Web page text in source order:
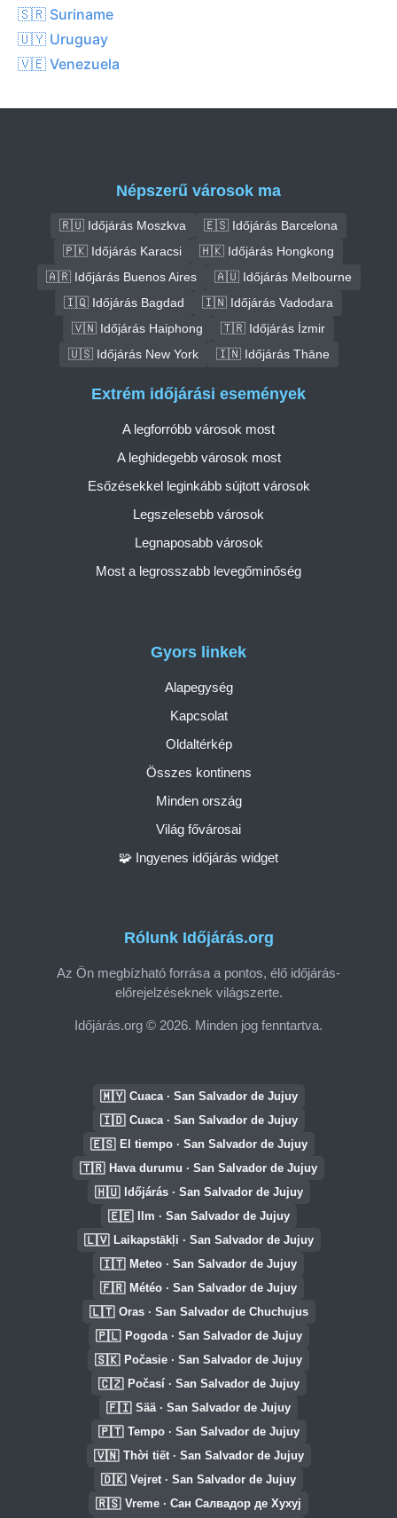
🇸🇷 Suriname
🇺🇾 Uruguay
🇻🇪 Venezuela
Népszerű városok ma
🇷🇺 Időjárás Moszkva
🇪🇸 Időjárás Barcelona
🇵🇰 Időjárás Karacsi
🇭🇰 Időjárás Hongkong
🇦🇷 Időjárás Buenos Aires
🇦🇺 Időjárás Melbourne
🇮🇶 Időjárás Bagdad
🇮🇳 Időjárás Vadodara
🇻🇳 Időjárás Haiphong
🇹🇷 Időjárás İzmir
🇺🇸 Időjárás New York
🇮🇳 Időjárás Thāne
Rólunk Időjárás.org
Az Ön megbízható forrása a pontos, élő időjárás-
előrejelzéseknek világszerte.
Időjárás.org © 2026. Minden jog fenntartva.
Gyors linkek
Alapegység
Kapcsolat
Oldaltérkép
Összes kontinens
Minden ország
Világ fővárosai
🧩 Ingyenes időjárás widget
Extrém időjárási események
A legforróbb városok most
A leghidegebb városok most
Esőzésekkel leginkább sújtott városok
Legszelesebb városok
Legnaposabb városok
Most a legrosszabb levegőminőség
🇲🇾 Cuaca · San Salvador de Jujuy
🇮🇩 Cuaca · San Salvador de Jujuy
🇪🇸 El tiempo · San Salvador de Jujuy
🇹🇷 Hava durumu · San Salvador de Jujuy
🇭🇺 Időjárás · San Salvador de Jujuy
🇪🇪 Ilm · San Salvador de Jujuy
🇱🇻 Laikapstākļi · San Salvador de Jujuy
🇮🇹 Meteo · San Salvador de Jujuy
🇫🇷 Météo · San Salvador de Jujuy
🇱🇹 Oras · San Salvador de Chuchujus
🇵🇱 Pogoda · San Salvador de Jujuy
🇸🇰 Počasie · San Salvador de Jujuy
🇨🇿 Počasí · San Salvador de Jujuy
🇫🇮 Sää · San Salvador de Jujuy
🇵🇹 Tempo · San Salvador de Jujuy
🇻🇳 Thời tiết · San Salvador de Jujuy
🇩🇰 Vejret · San Salvador de Jujuy
🇷🇸 Vreme · Сан Салвадор де Хухуј